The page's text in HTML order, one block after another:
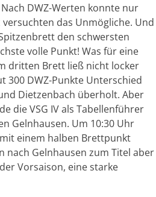
DWZ-Werten konnte nur
das Unmögliche. Und
den schwersten
volle Punkt! Was für eine
dritten Brett ließ nicht locker
DWZ-Punkte Unterschied
Dietzenbach überholt. Aber
die VSG IV als Tabellenführer
Gelnhausen. Um 10:30 Uhr
einem halben Brettpunkt
nach Gelnhausen zum Titel aber
Vorsaison, eine starke